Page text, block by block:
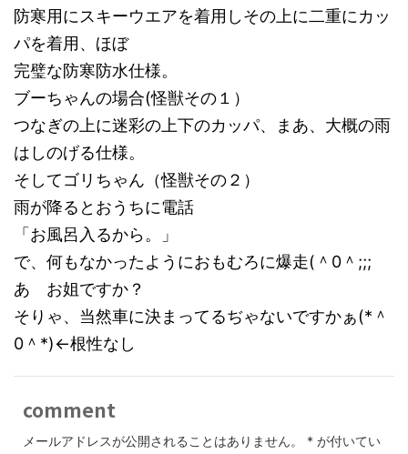
防寒用にスキーウエアを着用しその上に二重にカッ
パを着用、ほぼ
完璧な防寒防水仕様。
ブーちゃんの場合(怪獣その１）
つなぎの上に迷彩の上下のカッパ、まあ、大概の雨
はしのげる仕様。
そしてゴリちゃん（怪獣その２）
雨が降るとおうちに電話
「お風呂入るから。」
で、何もなかったようにおもむろに爆走(＾0＾;;;
あ お姐ですか？
そりゃ、当然車に決まってるぢゃないですかぁ(*＾
0＾*)←根性なし
comment
メールアドレスが公開されることはありません。 * が付いてい